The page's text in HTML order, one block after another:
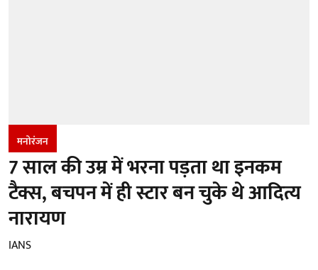
मनोरंजन
7 साल की उम्र में भरना पड़ता था इनकम
टैक्स, बचपन में ही स्टार बन चुके थे आदित्य
नारायण
IANS